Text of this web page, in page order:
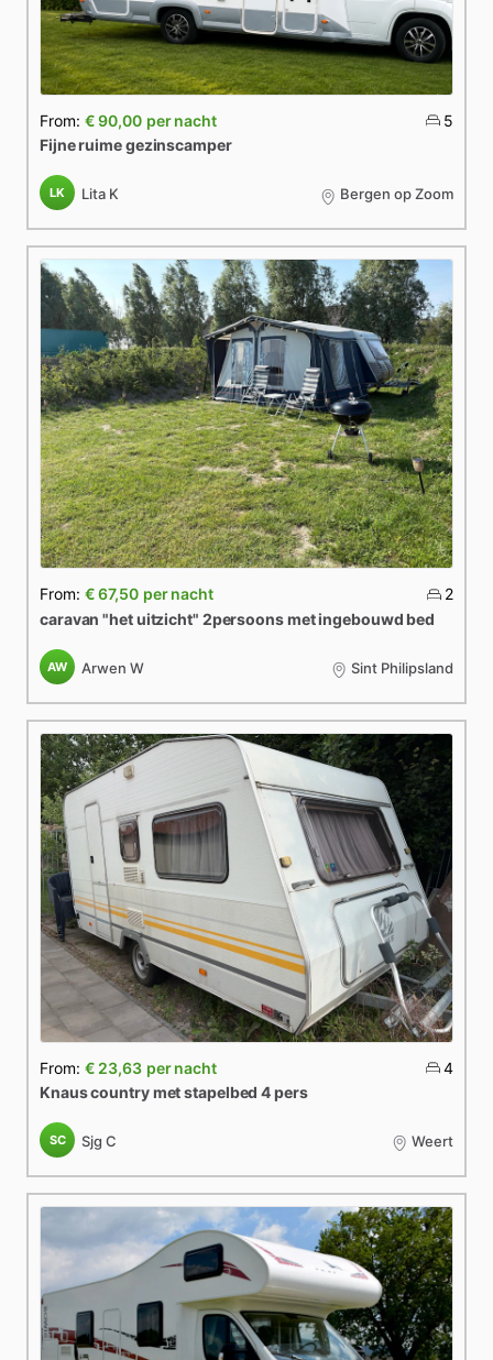
From: € 90,00 per nacht
5
Fijneruimegezinscamper
LK Lita K Bergen op Zoom
From: € 67,50 per nacht
2
caravan "hetuitzicht" 2persoonsmetingebouwd bed
AW Arwen W Sint Philipsland
From: € 23,63 per nacht
4
Knauscountrymetstapelbed 4pers
SC Sjg C Weert